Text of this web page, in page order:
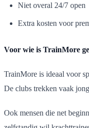
Niet overal 24/7 open
Extra kosten voor
Voor wie is TrainMore
TrainMore is ideaal voor
De clubs trekken vaak
Ook mensen die net